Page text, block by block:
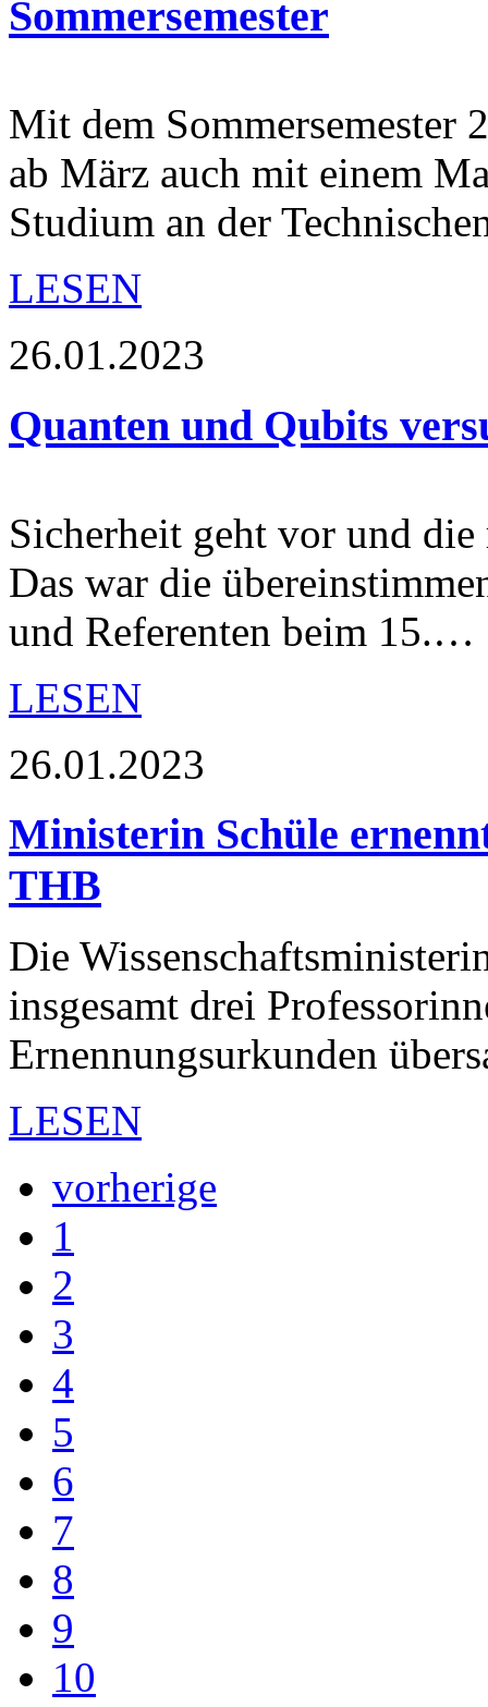
Sommersemester
Mit dem Sommersemester
ab März auch mit einem
Studium an der
LESEN
26.01.2023
Quanten und Qubits
Sicherheit geht vor und
Das war die
und Referenten beim 15.…
LESEN
26.01.2023
Ministerin Schüle
THB
Die
insgesamt drei
Ernennungsurkunden
LESEN
vorherige
1
2
3
4
5
6
7
8
9
10